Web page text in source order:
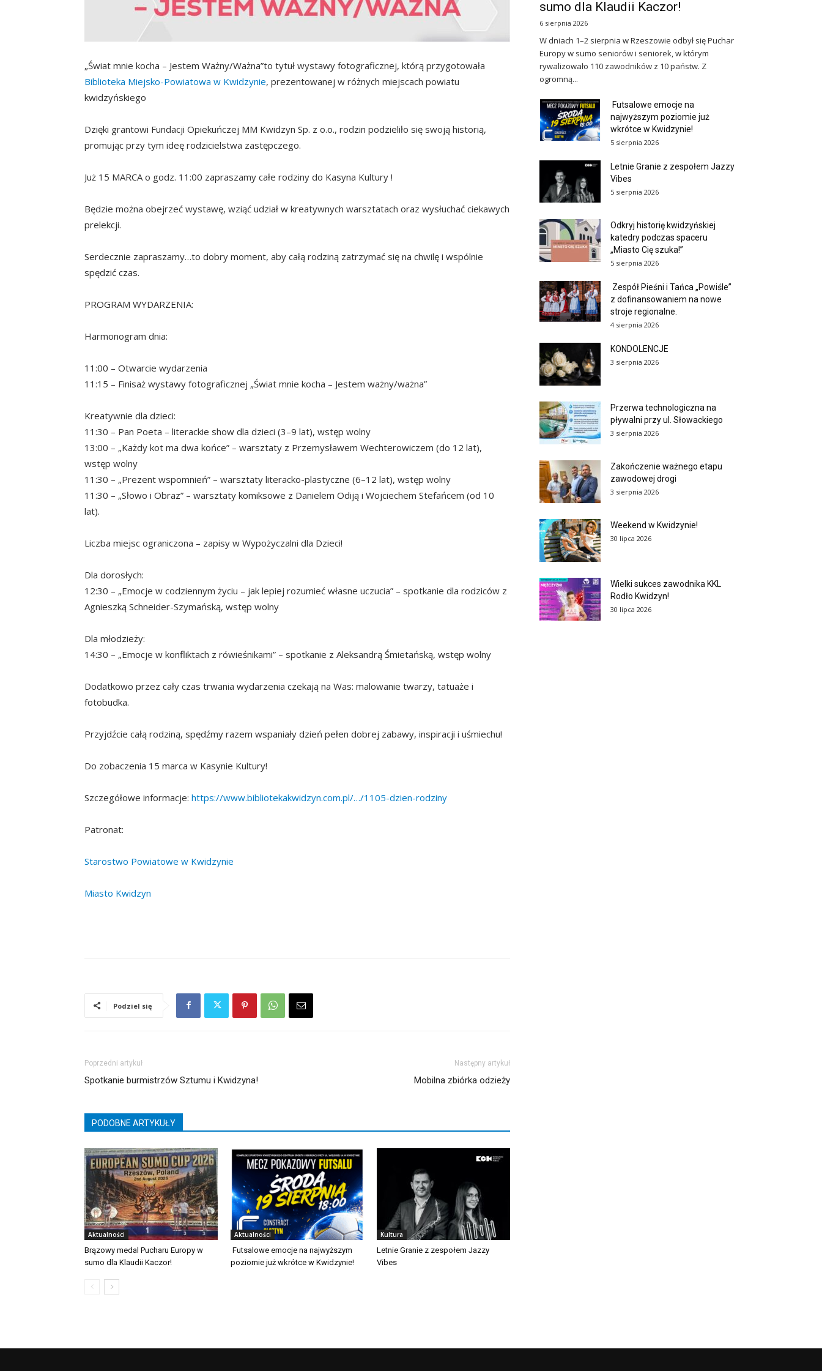
„Świat mnie kocha – Jestem Ważny/Ważna”to tytuł wystawy fotograficznej, którą przygotowała
Biblioteka Miejsko-Powiatowa w Kwidzynie, prezentowanej w różnych miejscach powiatu
kwidzyńskiego
Dzięki grantowi Fundacji Opiekuńczej MM Kwidzyn Sp. z o.o., rodzin podzieliło się swoją historią,
promując przy tym ideę rodzicielstwa zastępczego.
Już 15 MARCA o godz. 11:00 zapraszamy całe rodziny do Kasyna Kultury !
Będzie można obejrzeć wystawę, wziąć udział w kreatywnych warsztatach oraz wysłuchać ciekawych
prelekcji.
Serdecznie zapraszamy…to dobry moment, aby całą rodziną zatrzymać się na chwilę i wspólnie
spędzić czas.
PROGRAM WYDARZENIA:
Harmonogram dnia:
11:00 – Otwarcie wydarzenia
11:15 – Finisaż wystawy fotograficznej „Świat mnie kocha – Jestem ważny/ważna”
Kreatywnie dla dzieci:
11:30 – Pan Poeta – literackie show dla dzieci (3–9 lat), wstęp wolny
13:00 – „Każdy kot ma dwa końce” – warsztaty z Przemysławem Wechterowiczem (do 12 lat),
wstęp wolny
11:30 – „Prezent wspomnień” – warsztaty literacko-plastyczne (6–12 lat), wstęp wolny
11:30 – „Słowo i Obraz” – warsztaty komiksowe z Danielem Odiją i Wojciechem Stefańcem (od 10
lat).
Liczba miejsc ograniczona – zapisy w Wypożyczalni dla Dzieci!
Dla dorosłych:
12:30 – „Emocje w codziennym życiu – jak lepiej rozumieć własne uczucia” – spotkanie dla rodziców z
Agnieszką Schneider-Szymańską, wstęp wolny
Dla młodzieży:
14:30 – „Emocje w konfliktach z rówieśnikami” – spotkanie z Aleksandrą Śmietańską, wstęp wolny
Dodatkowo przez cały czas trwania wydarzenia czekają na Was: malowanie twarzy, tatuaże i
fotobudka.
Przyjdźcie całą rodziną, spędźmy razem wspaniały dzień pełen dobrej zabawy, inspiracji i uśmiechu!
Do zobaczenia 15 marca w Kasynie Kultury!
Szczegółowe informacje: https://www.bibliotekakwidzyn.com.pl/…/1105-dzien-rodziny
Patronat:
Starostwo Powiatowe w Kwidzynie
Miasto Kwidzyn
Podziel się
Poprzedni artykuł
Spotkanie burmistrzów Sztumu i Kwidzyna!
Następny artykuł
Mobilna zbiórka odzieży
PODOBNE ARTYKUŁY
Aktualności
Brązowy medal Pucharu Europy w
sumo dla Klaudii Kaczor!
Aktualności
Futsalowe emocje na najwyższym
poziomie już wkrótce w Kwidzynie!
Kultura
Letnie Granie z zespołem Jazzy
Vibes
sumo dla Klaudii Kaczor!
6 sierpnia 2026
W dniach 1–2 sierpnia w Rzeszowie odbył się Puchar
Europy w sumo seniorów i seniorek, w którym
rywalizowało 110 zawodników z 10 państw. Z
ogromną...
Futsalowe emocje na
najwyższym poziomie już
wkrótce w Kwidzynie!
5 sierpnia 2026
Letnie Granie z zespołem Jazzy
Vibes
5 sierpnia 2026
Odkryj historię kwidzyńskiej
katedry podczas spaceru
„Miasto Cię szuka!”
5 sierpnia 2026
Zespół Pieśni i Tańca „Powiśle”
z dofinansowaniem na nowe
stroje regionalne.
4 sierpnia 2026
KONDOLENCJE
3 sierpnia 2026
Przerwa technologiczna na
pływalni przy ul. Słowackiego
3 sierpnia 2026
Zakończenie ważnego etapu
zawodowej drogi
3 sierpnia 2026
Weekend w Kwidzynie!
30 lipca 2026
Wielki sukces zawodnika KKL
Rodło Kwidzyn!
30 lipca 2026